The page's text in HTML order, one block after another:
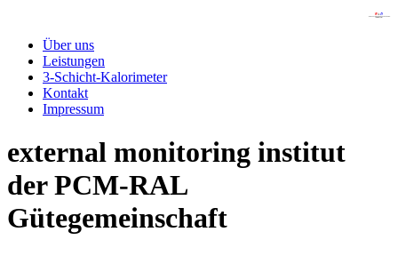
Über uns
Leistungen
3-Schicht-Kalorimeter
Kontakt
Impressum
external monitoring institut
der PCM-RAL
Gütegemeinschaft